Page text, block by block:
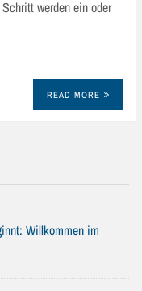
werden ein oder
READ MORE
Willkommen im